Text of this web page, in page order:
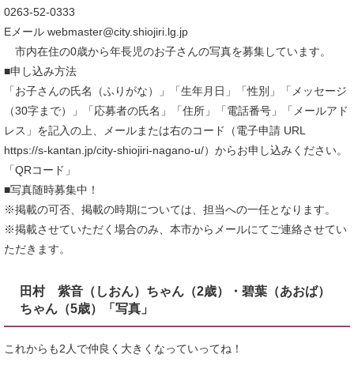
0263-52-0333
Eメール webmaster@city.shiojiri.lg.jp
市内在住の0歳から年長児のお子さんの写真を募集しています。
■申し込み方法
「お子さんの氏名（ふりがな）」「生年月日」「性別」「メッセージ
（30字まで）」「応募者の氏名」「住所」「電話番号」「メールアド
レス」を記入の上、メールまたは右のコード（電子申請 URL
https://s-kantan.jp/city-shiojiri-nagano-u/）からお申し込みください。
「QRコード」
■写真随時募集中！
※掲載の可否、掲載の時期については、担当への一任となります。
※掲載させていただく場合のみ、本市からメールにてご連絡させてい
ただきます。
田村 紫音（しおん）ちゃん（2歳）・碧葉（あおば）
ちゃん（5歳）「写真」
これからも2人で仲良く大きくなっていってね！